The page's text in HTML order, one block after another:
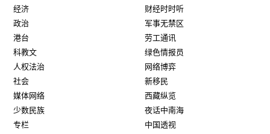
经济
政治
港台
科教文
人权法治
社会
媒体网络
少数民族
专栏
财经时时听
军事无禁区
劳工通讯
绿色情报员
网络博弈
新移民
西藏纵览
夜话中南海
中国透视